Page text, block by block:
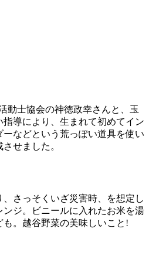
動士協会の神徳政幸さんと、玉
導により、生まれて初めてイン
などという荒っぽい道具を使い
せました。
さっそくいざ災害時、を想定し
ジ。ビニールに入れたお米を湯
。越谷野菜の美味しいこと!